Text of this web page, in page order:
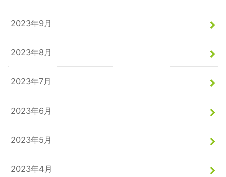
2023年9月
2023年8月
2023年7月
2023年6月
2023年5月
2023年4月